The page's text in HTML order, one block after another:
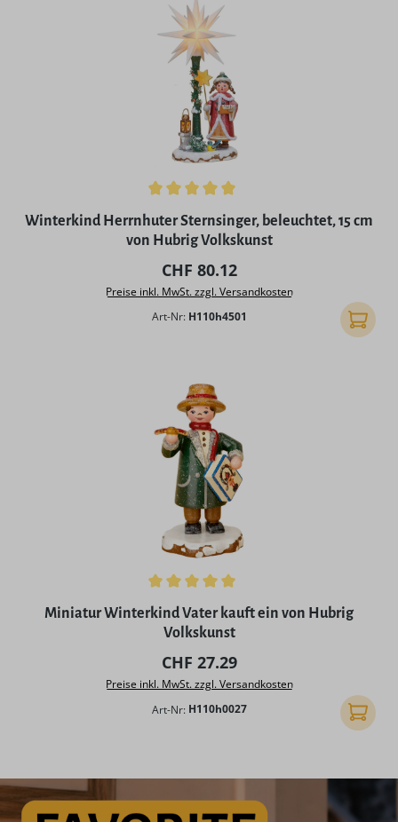
Durchschnittliche Bewertung von 5 von 5 Sternen
Winterkind Herrnhuter Sternsinger, beleuchtet, 15 cm
von Hubrig Volkskunst
Regulärer Preis:
CHF 80.12
Preise inkl. MwSt. zzgl. Versandkosten
Art-Nr: H110h4501 In den
Durchschnittliche Bewertung von 5 von 5 Sternen
Miniatur Winterkind Vater kauft ein von Hubrig
Volkskunst
Regulärer Preis:
CHF 27.29
Preise inkl. MwSt. zzgl. Versandkosten
Art-Nr: H110h0027 In den